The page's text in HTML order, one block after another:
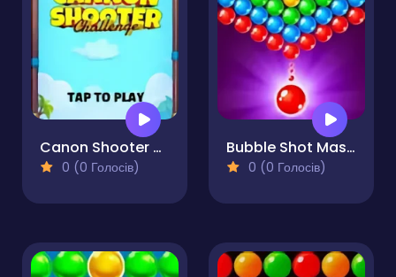
Canon Shooter Challenge
0 (0 Голосів)
Bubble Shot Master
0 (0 Голосів)